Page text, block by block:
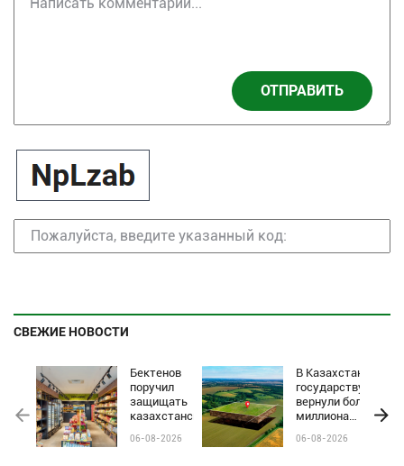
ОТПРАВИТЬ
СВЕЖИЕ НОВОСТИ
Бектенов
поручил
защищать
казахстанские
чёрного пиара
06-08-2026
В Казахстане
государству
вернули более
миллиона
сельхозземель
06-08-2026